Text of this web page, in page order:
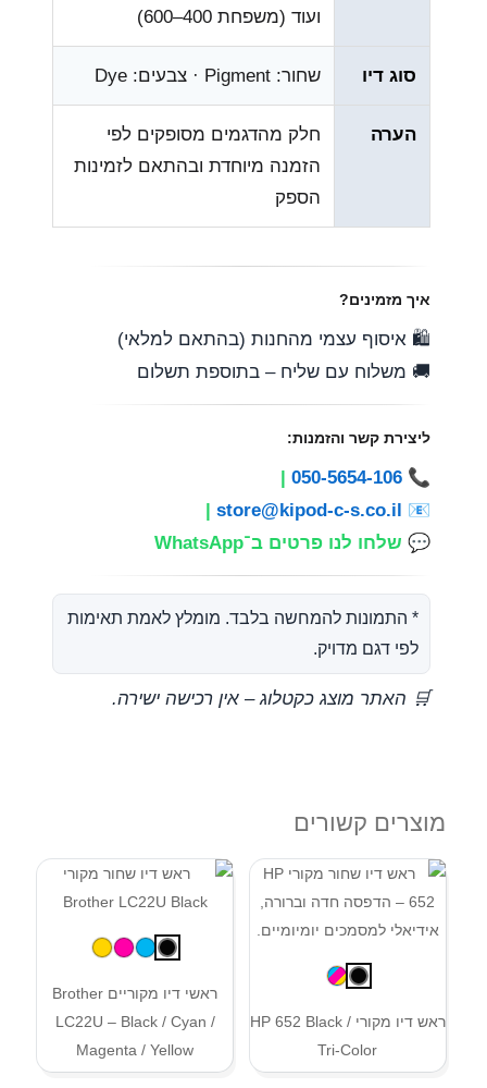
ועוד (משפחת 400–600)
סוג דיו שחור: Pigment · צבעים: Dye
הערה
חלק מהדגמים מסופקים לפי
הזמנה מיוחדת ובהתאם לזמינות
הספק
איך מזמינים?
🛍️ איסוף עצמי מהחנות (בהתאם למלאי)
🚚 משלוח עם שליח – בתוספת תשלום
ליצירת קשר והזמנות:
📞
050-5654-106
|
📧
store@kipod-c-s.co.il
|
💬 שלחו לנו פרטים ב־WhatsApp
* התמונות להמחשה בלבד. מומלץ לאמת תאימות
לפי דגם מדויק.
🛒 האתר מוצג כקטלוג – אין רכישה ישירה.
מוצרים קשורים
ראש דיו מקורי HP 652 Black /
Tri-Color
ראשי דיו מקוריים Brother
LC22U – Black / Cyan /
Magenta / Yellow